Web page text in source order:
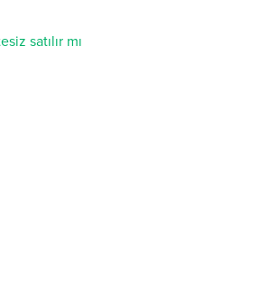
satılır mı